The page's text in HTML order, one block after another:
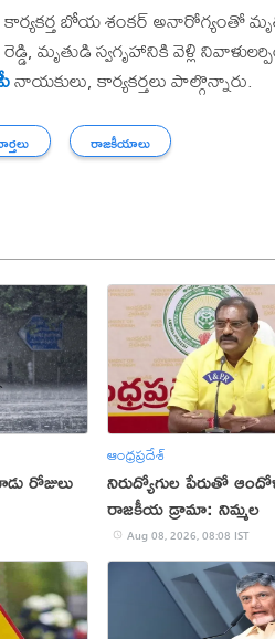
కార్యకర్త బోయ శంకర్ అనారోగ్యంతో
మృతుడి స్వగృహానికి వెళ్లి
నాయకులు, కార్యకర్తలు పాల్గొన్నారు.
రాజకీయాలు
రోజులు
ఆంధ్రప్రదేశ్
నిరుద్యోగుల పేరుతో
రాజకీయ డ్రామా: నిమ్మల
Aug 08, 2026, 08:08 IST